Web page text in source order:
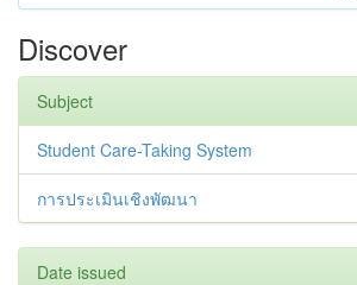
Discover
Subject
Student Care-Taking System
การประเมินเชิงพัฒนา
Date issued